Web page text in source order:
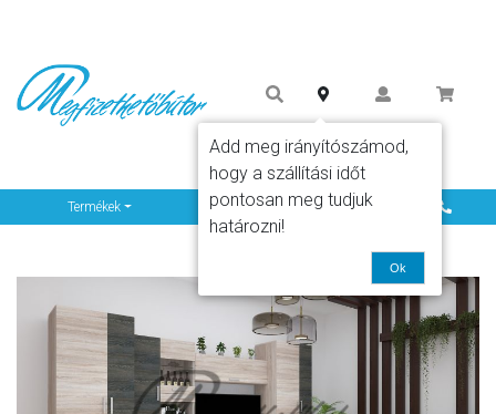
Termékek Info
Add meg irányítószámod,
hogy a szállítási időt
pontosan meg tudjuk
határozni!
Ok